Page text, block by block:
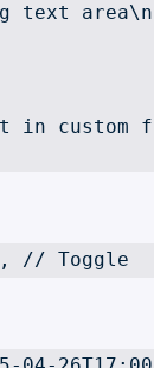
text
in
// Toggle